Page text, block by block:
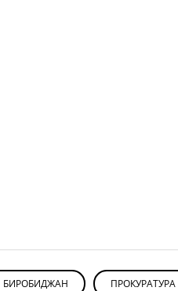
БИРОБИДЖАН ПРОКУРАТУРА